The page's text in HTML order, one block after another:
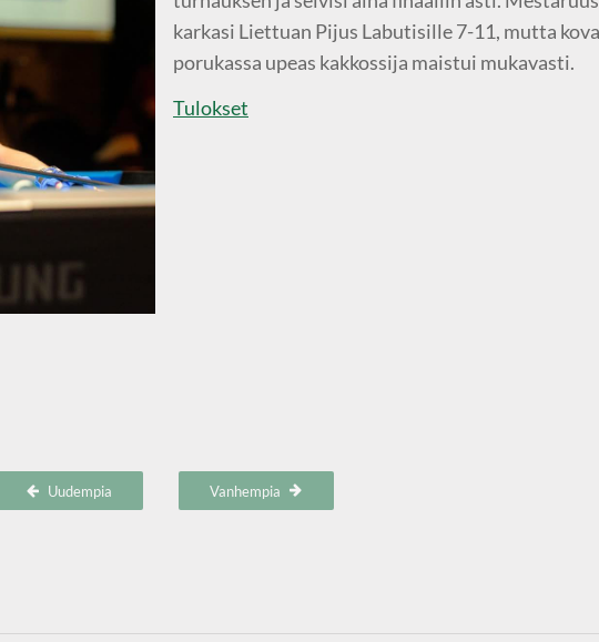
karkasi Liettuan Pijus Labutisille 7-11, mutta
porukassa upeas kakkossija maistui mukavasti.
Tulokset
Uudempia Vanhempia